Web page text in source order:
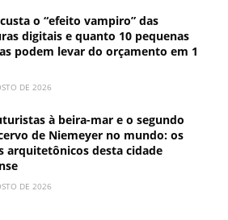
o “efeito vampiro” das
digitais e quanto 10 pequenas
podem levar do orçamento em 1
DE 2026
à beira-mar e o segundo
de Niemeyer no mundo: os
arquitetônicos desta cidade
DE 2026